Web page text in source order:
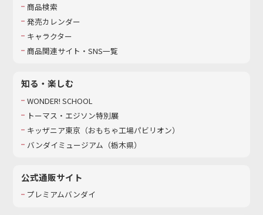
商品検索
発売カレンダー
キャラクター
商品関連サイト・SNS一覧
知る・楽しむ
WONDER! SCHOOL
トーマス・エジソン特別展
キッザニア東京（おもちゃ工場パビリオン）​
バンダイミュージアム（栃木県）
公式通販サイト
プレミアムバンダイ